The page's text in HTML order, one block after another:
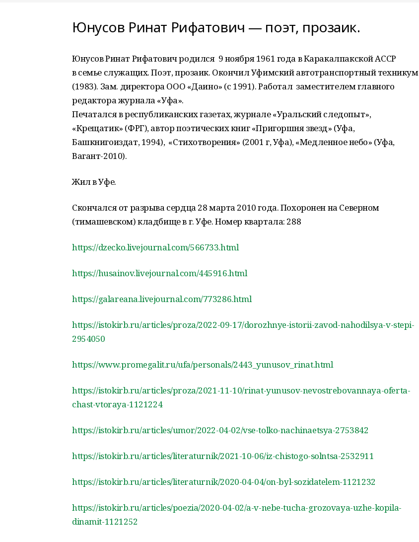
Юнусов Ринат Рифатович — поэт, прозаик.
Юнусов Ринат Рифатович родился 9 ноября 1961 года в Каракалпакской АССР
в семье служащих. Поэт, прозаик. Окончил Уфимский автотранспортный техникум
(1983). Зам. директора ООО «Даино» (с 1991). Работал заместителем главного
редактора журнала «Уфа».
Печатался в республиканских газетах, журнале «Уральский следопыт»,
«Крещатик» (ФРГ), автор поэтических книг «Пригоршня звезд» (Уфа,
Башкнигоиздат, 1994), «Стихотворения» (2001 г, Уфа), «Медленное небо» (Уфа,
Вагант-2010).
Жил в Уфе.
Скончался от разрыва сердца 28 марта 2010 года. Похоронен на Северном
(тимашевском) кладбище в г. Уфе. Номер квартала: 288
https://dzecko.livejournal.com/566733.html
https://husainov.livejournal.com/445916.html
https://galareana.livejournal.com/773286.html
https://istokirb.ru/articles/proza/2022-09-17/dorozhnye-istorii-zavod-nahodilsya-v-stepi-
2954050
https://www.promegalit.ru/ufa/personals/2443_yunusov_rinat.html
https://istokirb.ru/articles/proza/2021-11-10/rinat-yunusov-nevostrebovannaya-oferta-
chast-vtoraya-1121224
https://istokirb.ru/articles/umor/2022-04-02/vse-tolko-nachinaetsya-2753842
https://istokirb.ru/articles/literaturnik/2021-10-06/iz-chistogo-solntsa-2532911
https://istokirb.ru/articles/literaturnik/2020-04-04/on-byl-sozidatelem-1121232
https://istokirb.ru/articles/poezia/2020-04-02/a-v-nebe-tucha-grozovaya-uzhe-kopila-
dinamit-1121252